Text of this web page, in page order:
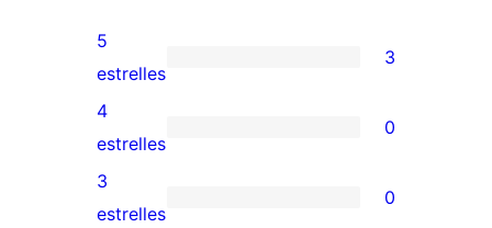
3
valoracions
de
5
estrelles
5
estrelles
3
0
valoracions
de
4
estrelles
0
0
3
estrelles
0